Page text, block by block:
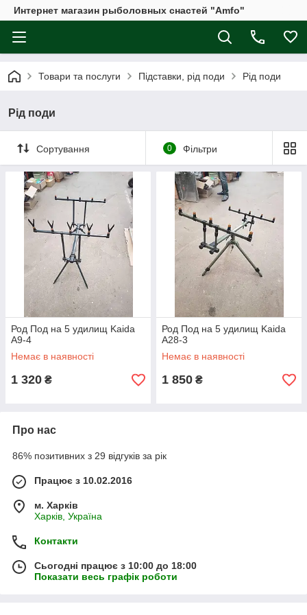
Интернет магазин рыболовных снастей "Amfo"
Товари та послуги Підставки, рід поди Рід поди
Рід поди
Сортування 0 Фільтри
Род Под на 5 удилищ Kaida
A9-4
Немає в наявності
1 320 ₴
Род Под на 5 удилищ Kaida
A28-3
Немає в наявності
1 850 ₴
Про нас
86% позитивних з 29 відгуків за рік
Працює з 10.02.2016
м. Харків
Харків, Україна
Контакти
Сьогодні працює з 10:00 до 18:00
Показати весь графік роботи